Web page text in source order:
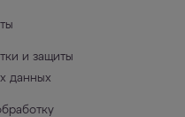
и защиты
данных